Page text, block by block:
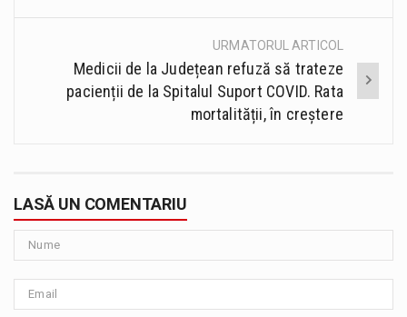
URMATORUL ARTICOL
Medicii de la Județean refuză să trateze
pacienții de la Spitalul Suport COVID. Rata
mortalității, în creștere
LASĂ UN COMENTARIU